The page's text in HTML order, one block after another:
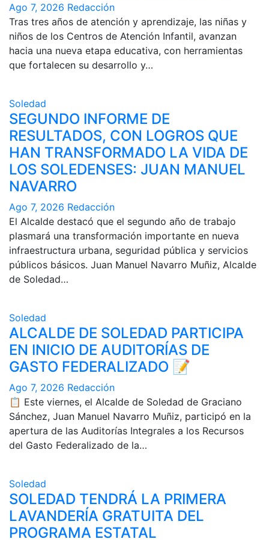
Ago 7, 2026 Redacción
Tras tres años de atención y aprendizaje, las niñas y
niños de los Centros de Atención Infantil, avanzan
hacia una nueva etapa educativa, con herramientas
que fortalecen su desarrollo y…
Soledad
SEGUNDO INFORME DE
RESULTADOS, CON LOGROS QUE
HAN TRANSFORMADO LA VIDA DE
LOS SOLEDENSES: JUAN MANUEL
NAVARRO
Ago 7, 2026 Redacción
El Alcalde destacó que el segundo año de trabajo
plasmará una transformación importante en nueva
infraestructura urbana, seguridad pública y servicios
públicos básicos. Juan Manuel Navarro Muñiz, Alcalde
de Soledad…
Soledad
ALCALDE DE SOLEDAD PARTICIPA
EN INICIO DE AUDITORÍAS DE
GASTO FEDERALIZADO 📝
Ago 7, 2026 Redacción
📋 Este viernes, el Alcalde de Soledad de Graciano
Sánchez, Juan Manuel Navarro Muñiz, participó en la
apertura de las Auditorías Integrales a los Recursos
del Gasto Federalizado de la…
Soledad
SOLEDAD TENDRÁ LA PRIMERA
LAVANDERÍA GRATUITA DEL
PROGRAMA ESTATAL